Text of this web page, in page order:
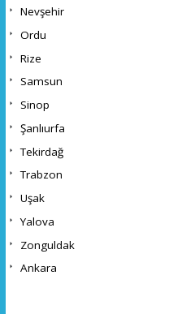
Nevşehir
Ordu
Rize
Samsun
Sinop
Şanlıurfa
Tekirdağ
Trabzon
Uşak
Yalova
Zonguldak
Ankara